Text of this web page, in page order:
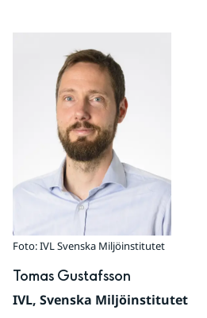
Foto: IVL Svenska Miljöinstitutet
Tomas Gustafsson
IVL, Svenska Miljöinstitutet